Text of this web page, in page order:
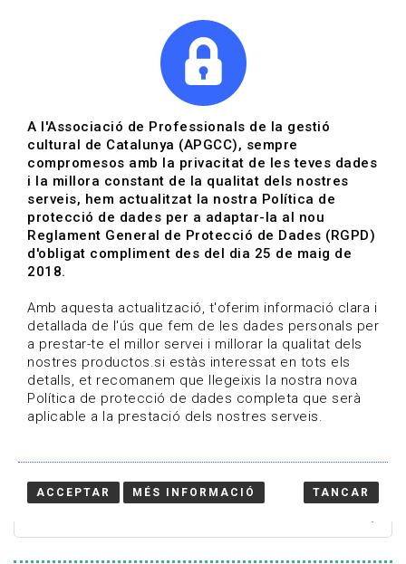
Actualitza't
Vols estar al dia?
HOME / BLOG
Estigues al dia
Convocatòries, activitats i notícies del sector de la
cultura.
A l'Associació de Professionals de la gestió
cultural de Catalunya (APGCC), sempre
compromesos amb la privacitat de les teves dades
i la millora constant de la qualitat dels nostres
serveis, hem actualitzat la nostra Política de
protecció de dades per a adaptar-la al nou
Reglament General de Protecció de Dades (RGPD)
d'obligat compliment des del dia 25 de maig de
2018.
Amb aquesta actualització, t'oferim informació clara i
detallada de l'ús que fem de les dades personals per
a prestar-te el millor servei i millorar la qualitat dels
nostres productos.si estàs interessat en tots els
detalls, et recomanem que llegeixis la nostra nova
Política de protecció de dades completa que serà
aplicable a la prestació dels nostres serveis.
ACCEPTAR MÉS INFORMACIÓ TANCAR